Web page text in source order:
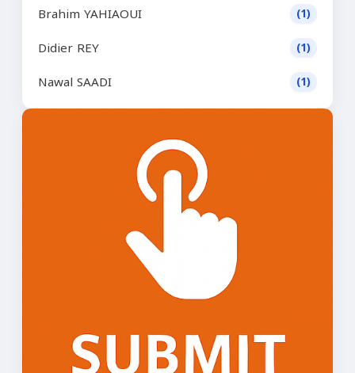
Brahim YAHIAOUI (1)
Didier REY (1)
Nawal SAADI (1)